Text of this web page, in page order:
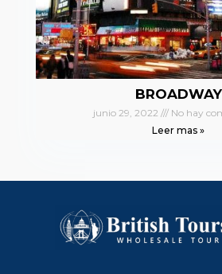
BROADWAY
junio 29, 2022
No hay
Leer mas »